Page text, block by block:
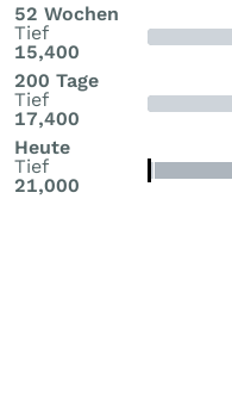
52 Wochen
Tief
15,400
200 Tage
Tief
17,400
Heute
Tief
21,000